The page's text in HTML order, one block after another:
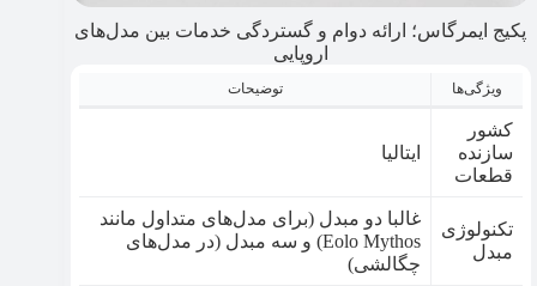
پکیج ایمرگاس؛ ارائه دوام و گستردگی خدمات بین مدل‌های
اروپایی
ویژگی‌ها توضیحات
کشور
سازنده
قطعات
ایتالیا
تکنولوژی
مبدل
غالبا دو مبدل (برای مدل‌های متداول مانند
Eolo Mythos) و سه مبدل (در مدل‌های
چگالشی)